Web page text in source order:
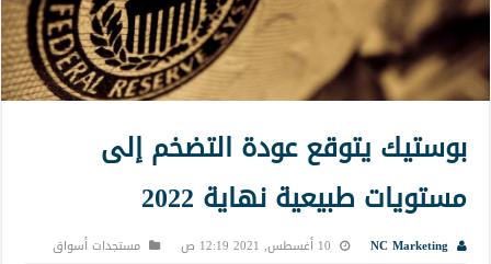
بوستيك يتوقع عودة التضخم إلى
مستويات طبيعية نهاية 2022
NC Marketing 10 أغسطس, 2021 12:19 ص مستجدات أسواق